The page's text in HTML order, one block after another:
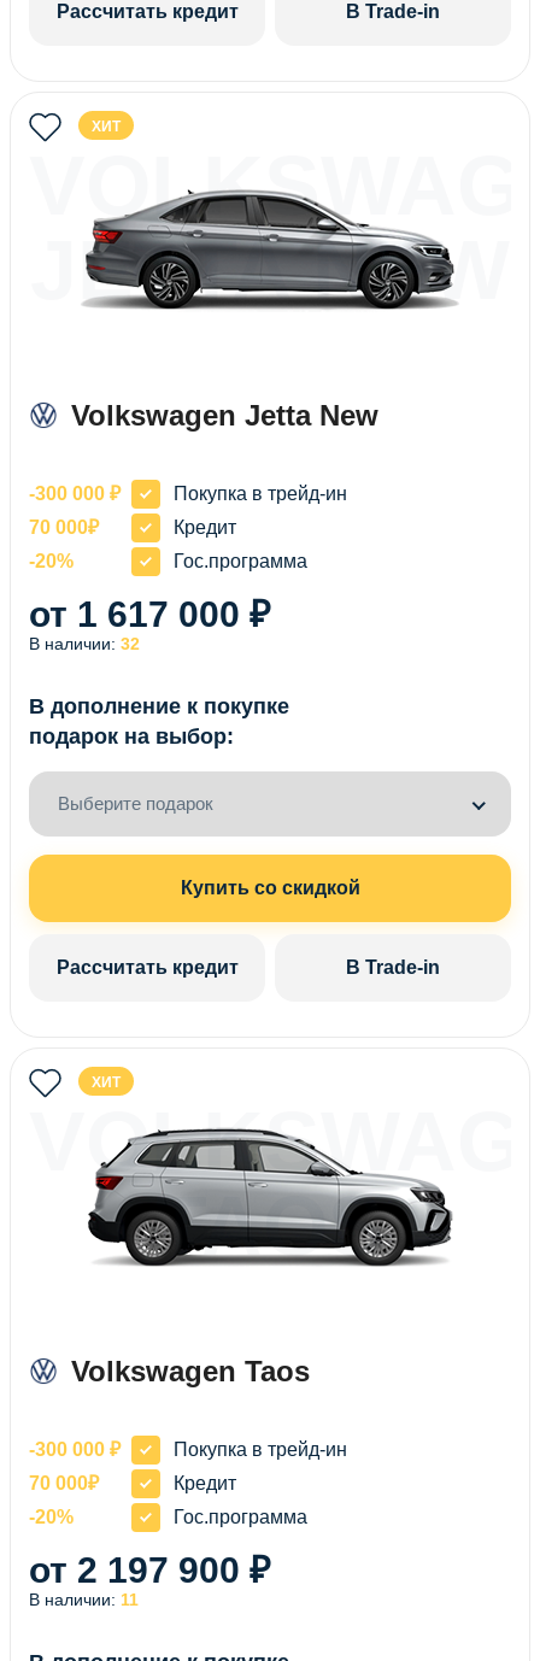
Рассчитать кредит В Trade-in
ХИТ
JETTA NEW
Volkswagen Jetta New
-300 000 ₽
Покупка в трейд-ин
70 000₽
Кредит
-20%
Гос.программа
от 1 617 000 ₽
В наличии: 32
В дополнение к покупке
подарок на выбор:
Выберите подарок
Купить со скидкой
Рассчитать кредит В Trade-in
ХИТ
TAOS
Volkswagen Taos
-300 000 ₽
Покупка в трейд-ин
70 000₽
Кредит
-20%
Гос.программа
от 2 197 900 ₽
В наличии: 11